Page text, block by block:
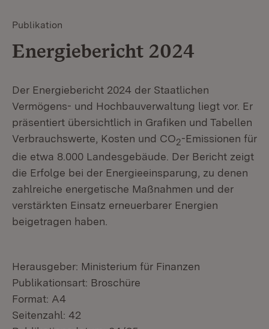
Publikation
Energiebericht 2024
Der Energiebericht 2024 der Staatlichen
Vermögens- und Hochbauverwaltung liegt vor. Er
präsentiert übersichtlich in Grafiken und Tabellen
Verbrauchswerte, Kosten und CO2-Emissionen für
die etwa 8.000 Landesgebäude. Der Bericht zeigt
die Erfolge bei der Energieeinsparung, zu denen
zahlreiche energetische Maßnahmen und der
verstärkten Einsatz erneuerbarer Energien
beigetragen haben.
Herausgeber: Ministerium für Finanzen
Publikationsart: Broschüre
Format: A4
Seitenzahl: 42